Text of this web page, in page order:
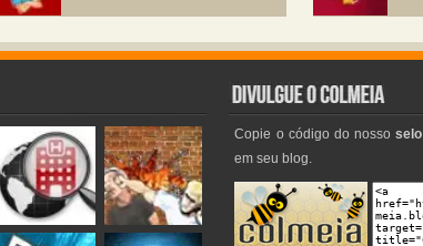
Copie o código do nossoselo
em seu blog.